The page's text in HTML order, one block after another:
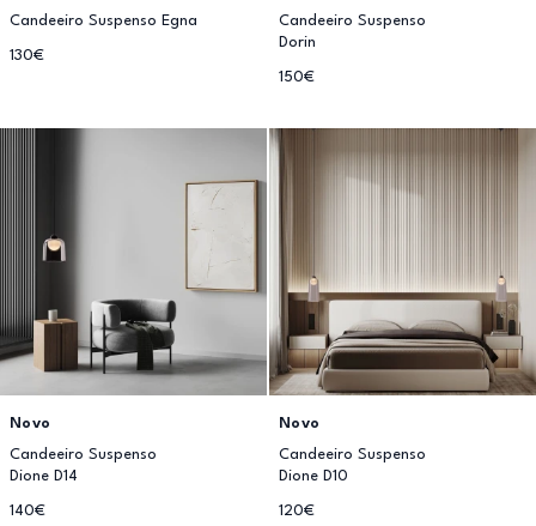
Candeeiro Suspenso Egna
130€
Candeeiro Suspenso
Dorin
150€
Novo
Candeeiro Suspenso
Dione D14
140€
Novo
Candeeiro Suspenso
Dione D10
120€